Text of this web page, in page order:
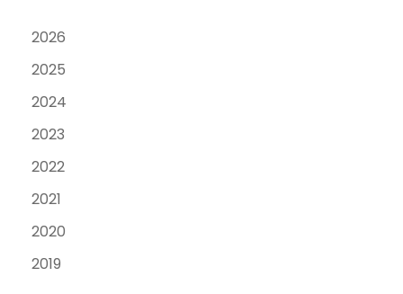
2026
2025
2024
2023
2022
2021
2020
2019